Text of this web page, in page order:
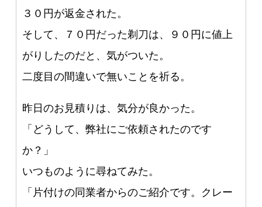
３０円が返金された。
そして、７０円だった剃刀は、９０円に値上
がりしたのだと、気がついた。
二度目の間違いで無いことを祈る。
昨日のお見積りは、気分が良かった。
「どうして、弊社にご依頼されたのです
か？」
いつものように尋ねてみた。
「片付けの同業者からのご紹介です。クレー